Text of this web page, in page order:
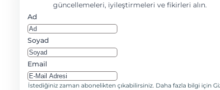
güncellemeleri, iyileştirmeleri ve fikirleri alın.
Ad
Soyad
Email
İstediğiniz zaman abonelikten çıkabilirsiniz. Daha fazla bilgi için